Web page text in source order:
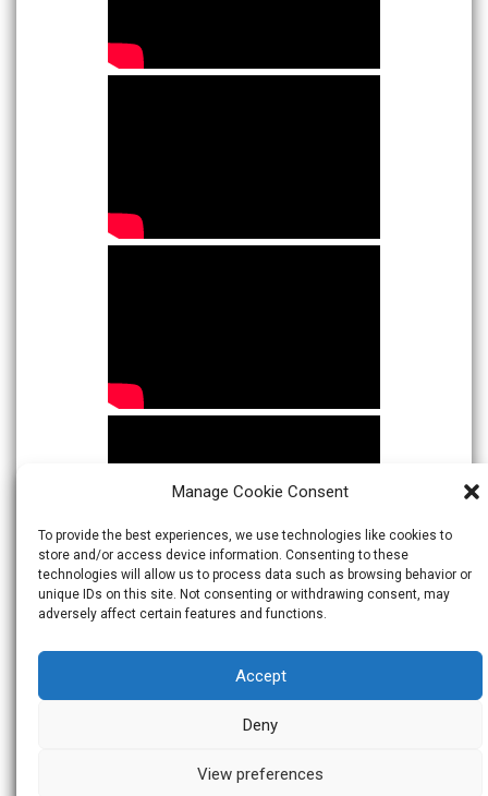
Manage Cookie Consent
To provide the best experiences, we use technologies like cookies to
store and/or access device information. Consenting to these
technologies will allow us to process data such as browsing behavior or
unique IDs on this site. Not consenting or withdrawing consent, may
adversely affect certain features and functions.
Accept
Deny
View preferences